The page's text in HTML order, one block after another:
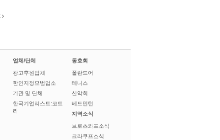
업체/단체
광고후원업체
한인지정모범업소
기관 및 단체
한국기업리스트:코트
라
동호회
폴란드어
테니스
산악회
베드민턴
지역소식
브로츠와프소식
크라쿠프소식